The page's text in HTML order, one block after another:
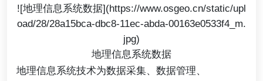
![地理信息系统数据](https://www.osgeo.cn/static/upl
oad/28/28a15bca-dbc8-11ec-abda-00163e0533f4_m.
jpg)
地理信息系统数据
地理信息系统技术为数据采集、数据管理、